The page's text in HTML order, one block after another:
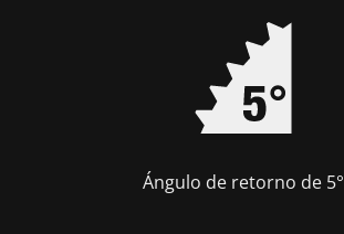
Ángulo de retorno de 5°